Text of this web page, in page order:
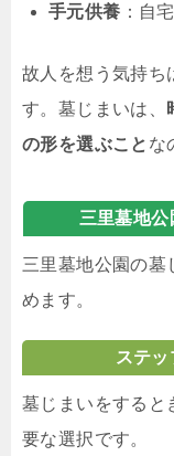
手元供養 ：自
故人を想う気持ち
す。墓じまいは、
の形を選ぶこと な
三里墓地
三里墓地公園の墓
めます。
ステ
墓じまいをすると
要な選択です。